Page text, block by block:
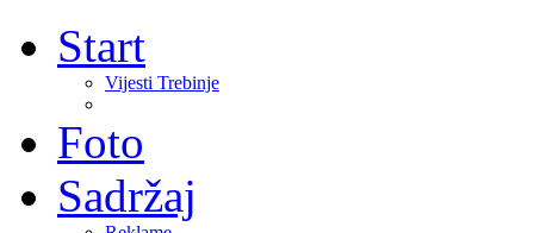
Start
Vijesti Trebinje
Foto
Sadržaj